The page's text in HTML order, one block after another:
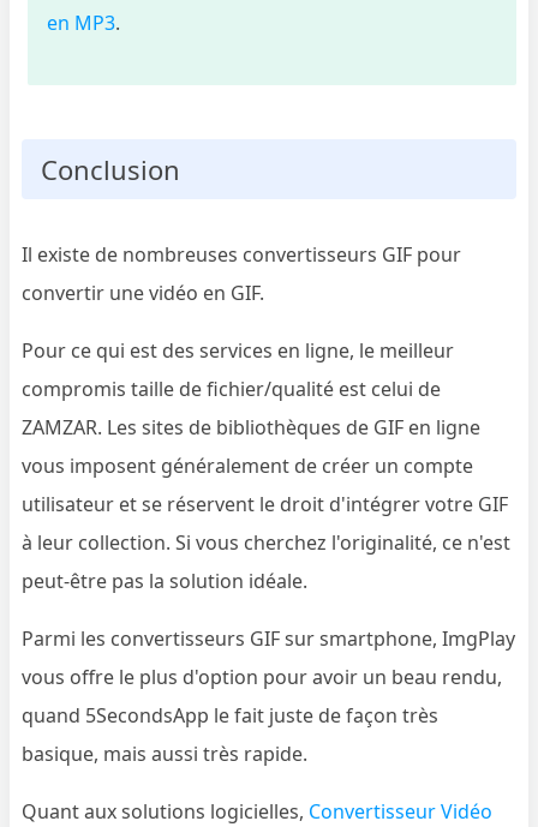
en MP3.
Conclusion
Il existe de nombreuses convertisseurs GIF pour
convertir une vidéo en GIF.
Pour ce qui est des services en ligne, le meilleur
compromis taille de fichier/qualité est celui de
ZAMZAR. Les sites de bibliothèques de GIF en ligne
vous imposent généralement de créer un compte
utilisateur et se réservent le droit d'intégrer votre GIF
à leur collection. Si vous cherchez l'originalité, ce n'est
peut-être pas la solution idéale.
Parmi les convertisseurs GIF sur smartphone, ImgPlay
vous offre le plus d'option pour avoir un beau rendu,
quand 5SecondsApp le fait juste de façon très
basique, mais aussi très rapide.
Quant aux solutions logicielles, Convertisseur Vidéo